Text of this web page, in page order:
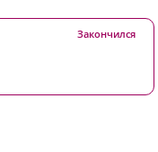
Закончился